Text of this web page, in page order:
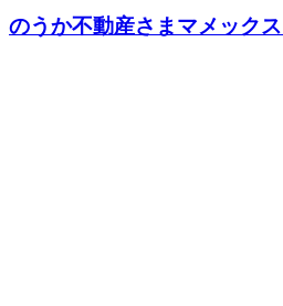
のうか不動産さまマメック